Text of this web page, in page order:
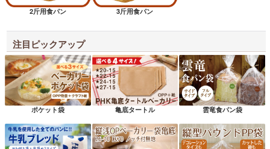
2斤用食パン 3斤用食パン
注目ピックアップ
ポケット袋 亀底タートル 雲竜食パン袋